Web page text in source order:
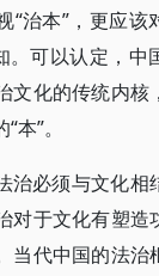
“治本”，更应该
。可以认定，中
文化的传统内核
本”。
治必须与文化相
对于文化有塑造
当代中国的法治